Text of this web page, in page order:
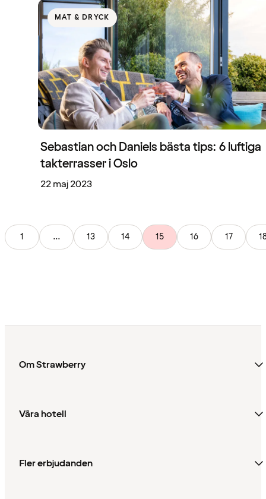
MAT & DRYCK
Sebastian och Daniels bästa tips: 6 luftiga
takterrasser i Oslo
22 maj 2023
1 ... 13 14 15 16 17
Om Strawberry
Våra hotell
Fler erbjudanden